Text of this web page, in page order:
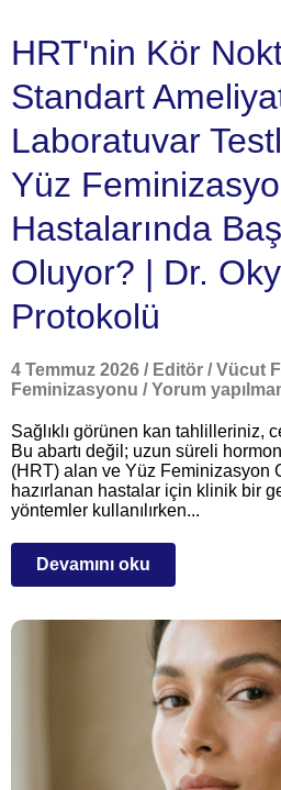
HRT'nin Kör
Standart
Laboratuvar
Yüz
Hastalarında
Oluyor? | Dr.
Protokolü
4 Temmuz 2026 / Editör / Vücut
Feminizasyonu / Yorum
Sağlıklı görünen kan tahlilleriniz,
Bu abartı değil; uzun süreli
(HRT) alan ve Yüz Feminizasyon
hazırlanan hastalar için klinik bir
yöntemler kullanılırken...
Devamını oku